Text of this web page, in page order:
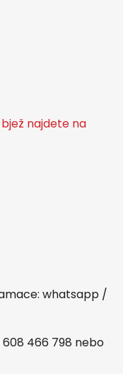
najdete na
whatsapp /
466 798 nebo